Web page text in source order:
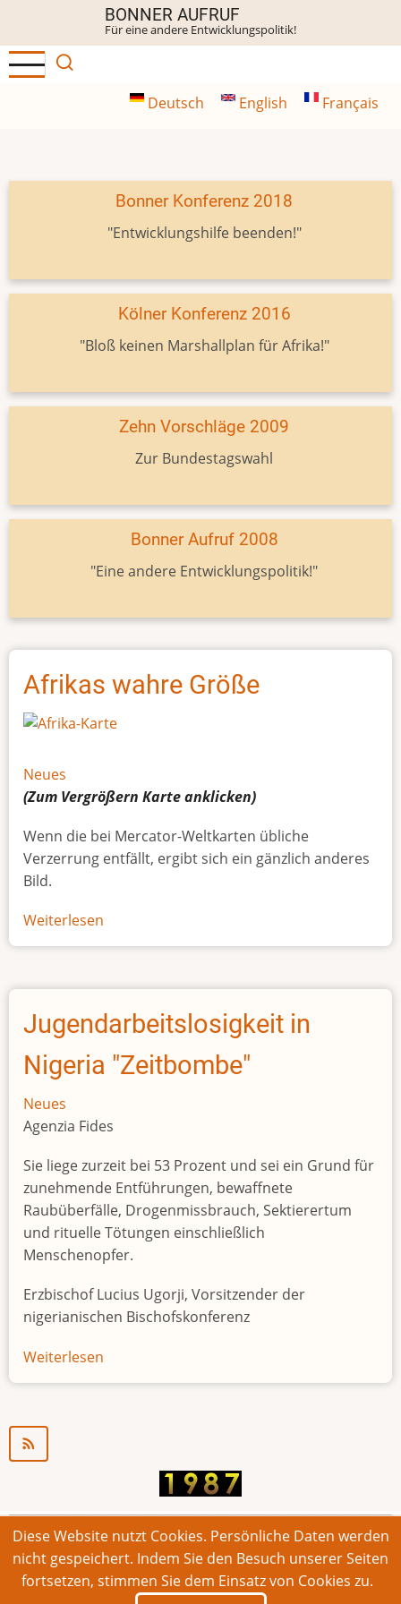
Inhalt
BONNER AUFRUF
Für eine andere Entwicklungspolitik!
Deutsch English Français
Bonner Konferenz 2018
"Entwicklungshilfe beenden!"
Kölner Konferenz 2016
"Bloß keinen Marshallplan für Afrika!"
Zehn Vorschläge 2009
Zur Bundestagswahl
Bonner Aufruf 2008
"Eine andere Entwicklungspolitik!"
Afrikas wahre Größe
Neues
(Zum Vergrößern Karteanklicken)
Wenn die bei Mercator-Weltkarten übliche
Verzerrung entfällt, ergibt sich ein gänzlich anderes
Bild.
Weiterlesen
Afrikas
Größe
Jugendarbeitslosigkeit in
Nigeria "Zeitbombe"
Neues
Agenzia Fides
Sie liege zurzeit bei 53 Prozent und sei ein Grund für
zunehmende Entführungen, bewaffnete
Raubüberfälle, Drogenmissbrauch, Sektierertum
und rituelle Tötungen einschließlich
Menschenopfer.
Erzbischof Lucius Ugorji, Vorsitzender der
nigerianischen Bischofskonferenz
Weiterlesen
Jugendarbeitslosigkeit
© 2026 Bonner Aufruf. Alle Rechte vorbehalten.
Footer
Impressum Kontakt Intern
Diese Website nutzt Cookies. Persönliche Daten werden
nicht gespeichert. Indem Sie den Besuch unserer Seiten
fortsetzen, stimmen Sie dem Einsatz von Cookies zu.